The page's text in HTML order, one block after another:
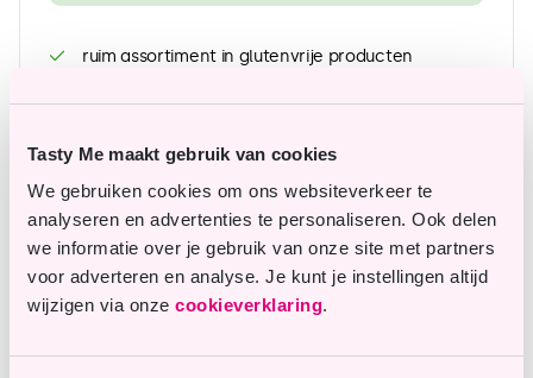
Tasty Me maakt gebruik van cookies
We gebruiken cookies om ons websiteverkeer te
analyseren en advertenties te personaliseren. Ook delen
we informatie over je gebruik van onze site met partners
voor adverteren en analyse. Je kunt je instellingen altijd
wijzigen via onze cookieverklaring.
ruim assortiment in glutenvrije producten
Vragen of opmerkingen?
Onze klantenservice staat je graag te woord en
helpt je graag verder.